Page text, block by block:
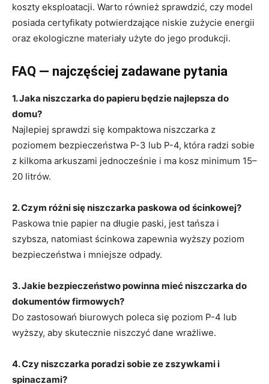
koszty eksploatacji. Warto również sprawdzić, czy model
posiada certyfikaty potwierdzające niskie zużycie energii
oraz ekologiczne materiały użyte do jego produkcji.
FAQ — najczęściej zadawane pytania
1. Jaka niszczarka do papieru będzie najlepsza do
domu?
Najlepiej sprawdzi się kompaktowa niszczarka z
poziomem bezpieczeństwa P-3 lub P-4, która radzi sobie
z kilkoma arkuszami jednocześnie i ma kosz minimum 15–
20 litrów.
2. Czym różni się niszczarka paskowa od ścinkowej?
Paskowa tnie papier na długie paski, jest tańsza i
szybsza, natomiast ścinkowa zapewnia wyższy poziom
bezpieczeństwa i mniejsze odpady.
3. Jakie bezpieczeństwo powinna mieć niszczarka do
dokumentów firmowych?
Do zastosowań biurowych poleca się poziom P-4 lub
wyższy, aby skutecznie niszczyć dane wrażliwe.
4. Czy niszczarka poradzi sobie ze zszywkami i
spinaczami?